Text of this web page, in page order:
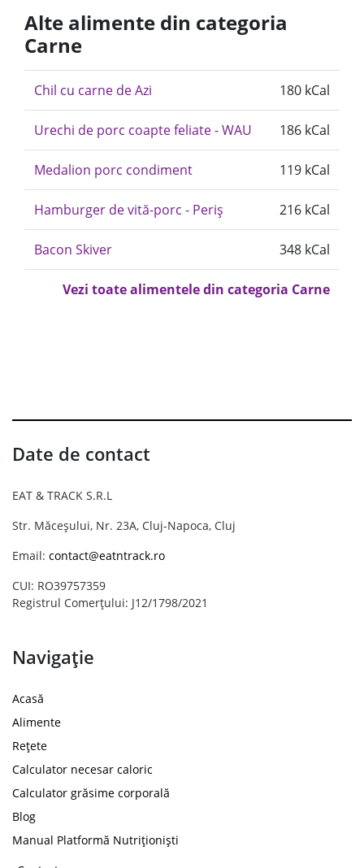
Alte alimente din categoria
Carne
Chil cu carne de Azi 180 kCal
Urechi de porc coapte feliate - WAU 186 kCal
Medalion porc condiment 119 kCal
Hamburger de vită-porc - Periș 216 kCal
Bacon Skiver 348 kCal
Vezi toate alimentele din categoria Carne
Date de contact
EAT & TRACK S.R.L
Str. Măceșului, Nr. 23A, Cluj-Napoca, Cluj
Email: contact@eatntrack.ro
CUI: RO39757359
Registrul Comerțului: J12/1798/2021
Navigație
Acasă
Alimente
Rețete
Calculator necesar caloric
Calculator grăsime corporală
Blog
Manual Platformă Nutriționiști